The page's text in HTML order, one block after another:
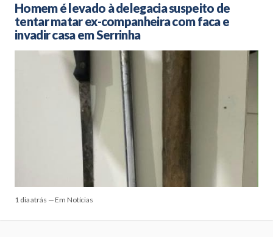
Homem é levado à delegacia suspeito de
tentar matar ex-companheira com faca e
invadir casa em Serrinha
1 dia atrás — Em Notícias